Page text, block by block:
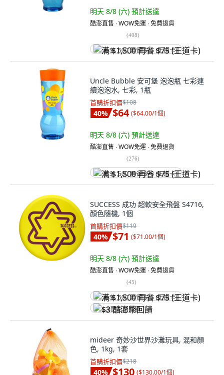
明天 8/8 (六) 預計送達
酷澎直售 ∙ WOW免運 ∙ 免費退貨
(408)
满 $1,500 再省 $75 (王道卡)
Uncle Bubble 安可堡 泡泡瓶 七彩連
續泡泡水, 七彩, 1瓶
首購折扣價$108
40% $64 ($64.00/1個)
明天 8/8 (六) 預計送達
酷澎直售 ∙ WOW免運 ∙ 免費退貨
(276)
满 $1,500 再省 $75 (王道卡)
SUCCESS 成功 超軟安全飛盤 S4716,
顏色隨機, 1個
首購折扣價$119
40% $71 ($71.00/1個)
明天 8/8 (六) 預計送達
酷澎直售 ∙ WOW免運 ∙ 免費退貨
(45)
满 $1,500 再省 $75 (王道卡)
$3 酷澎幣回饋
mideer 奇妙沙世界沙灘玩具, 混和顏
色, 1kg, 1套
首購折扣價$218
40% $130 ($130.00/1個)